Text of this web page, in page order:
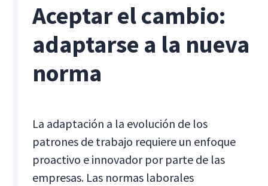
Aceptar el cambio:
adaptarse a la nueva
norma
La adaptación a la evolución de los
patrones de trabajo requiere un enfoque
proactivo e innovador por parte de las
empresas. Las normas laborales